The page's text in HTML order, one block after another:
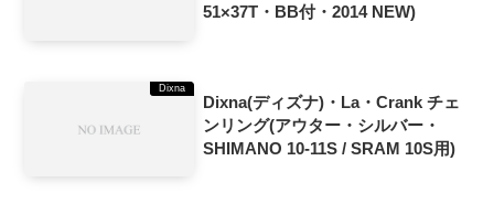
51×37T・BB付・2014 NEW)
Dixna
Dixna(ディズナ)・La・Crank チェ
ンリング(アウター・シルバー・
SHIMANO 10-11S / SRAM 10S用)